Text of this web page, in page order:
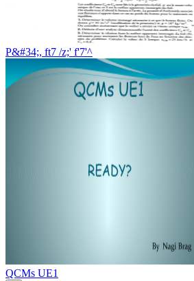
P&#34;, ft7 /z;' f'7'^
QCMs UE1